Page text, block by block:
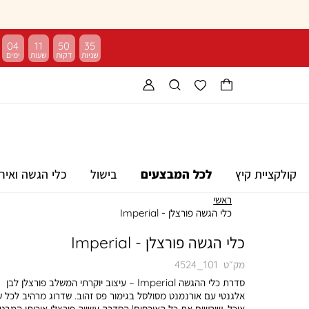
04 11 50 34
קולקציית קיץ לכל המבצעים בישול כלי הגשה
ראשי
כלי הגשה פורצלן - Imperial
כלי הגשה פורצלן - Imperial
מק״ט 4524_101
סדרת כלי ההגשה Imperial – עיצוב יוקרתי המשלב פורצלן לבן
אלגנטי עם אורנמנט מסולסל בגימור פס זהוב. שדרוג מרהיב לכל